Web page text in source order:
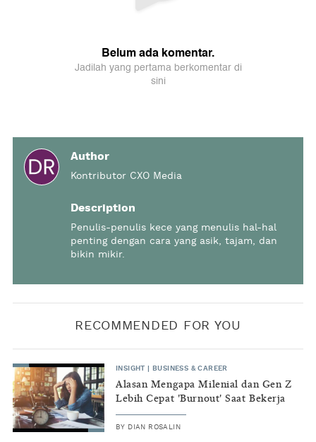
Author
Kontributor CXO Media
Description
Penulis-penulis kece yang menulis hal-hal
penting dengan cara yang asik, tajam, dan
bikin mikir.
RECOMMENDED FOR YOU
INSIGHT BUSINESS & CAREER
Alasan Mengapa Milenial dan Gen Z
Lebih Cepat 'Burnout' Saat Bekerja
BY DIAN ROSALIN